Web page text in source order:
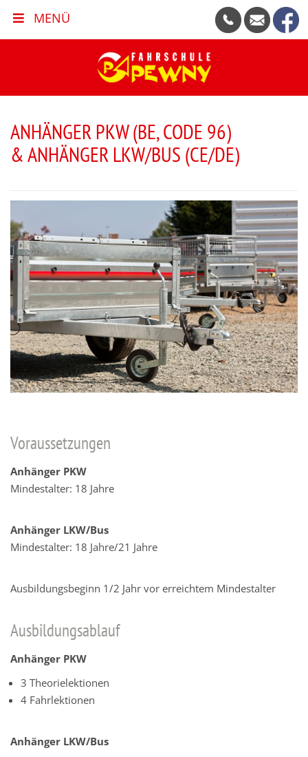
MENÜ
ANHÄNGER PKW (BE, CODE 96)
& ANHÄNGER LKW/BUS (CE/DE)
Voraussetzungen
Anhänger PKW
Mindestalter: 18 Jahre
Anhänger LKW/Bus
Mindestalter: 18 Jahre/21 Jahre
Ausbildungsbeginn 1/2 Jahr vor erreichtem Mindestalter
Ausbildungsablauf
Anhänger PKW
3 Theorielektionen
4 Fahrlektionen
Anhänger LKW/Bus